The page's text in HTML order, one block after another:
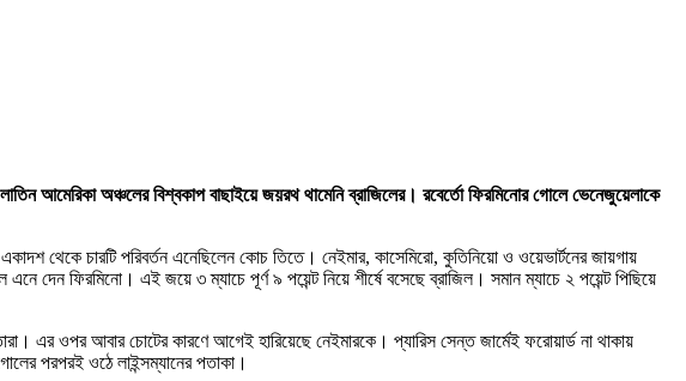
আমেরিকা অঞ্চলের বিশ্বকাপ বাছাইয়ে জয়রথ থামেনি ব্রাজিলের। রবের্তো ফিরমিনোর গোলে ভেনেজুয়েলাকে
থেকে চারটি পরিবর্তন এনেছিলেন কোচ তিতে। নেইমার, কাসেমিরো, কুতিনিয়ো ও ওয়েভার্টনের জায়গায়
দেন ফিরমিনো। এই জয়ে ৩ ম্যাচে পূর্ণ ৯ পয়েন্ট নিয়ে শীর্ষে বসেছে ব্রাজিল। সমান ম্যাচে ২ পয়েন্ট পিছিয়ে
এর ওপর আবার চোটের কারণে আগেই হারিয়েছে নেইমারকে। প্যারিস সেন্ত জার্মেই ফরোয়ার্ড না থাকায়
পরপরই ওঠে লাইন্সম্যানের পতাকা।